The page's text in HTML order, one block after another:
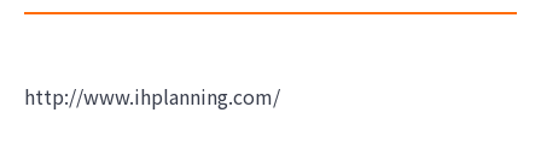
http://www.ihplanning.com/